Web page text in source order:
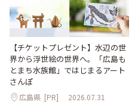
【チケットプレゼント】水辺の世
界から浮世絵の世界へ。「広島も
とまち水族館」ではじまるアート
さんぽ
広島県 [PR] 2026.07.31